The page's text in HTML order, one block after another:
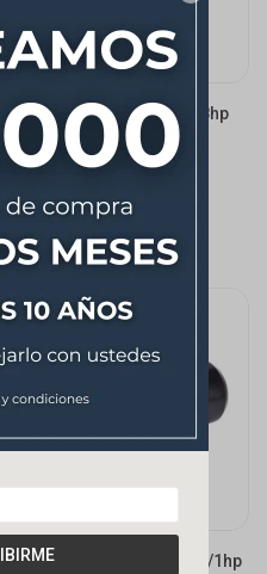
Bomba Presurizadora 1/8hp
30l/min 8.5mts Lq
USD 71,20
Bomba Autocebante 750w/1hp